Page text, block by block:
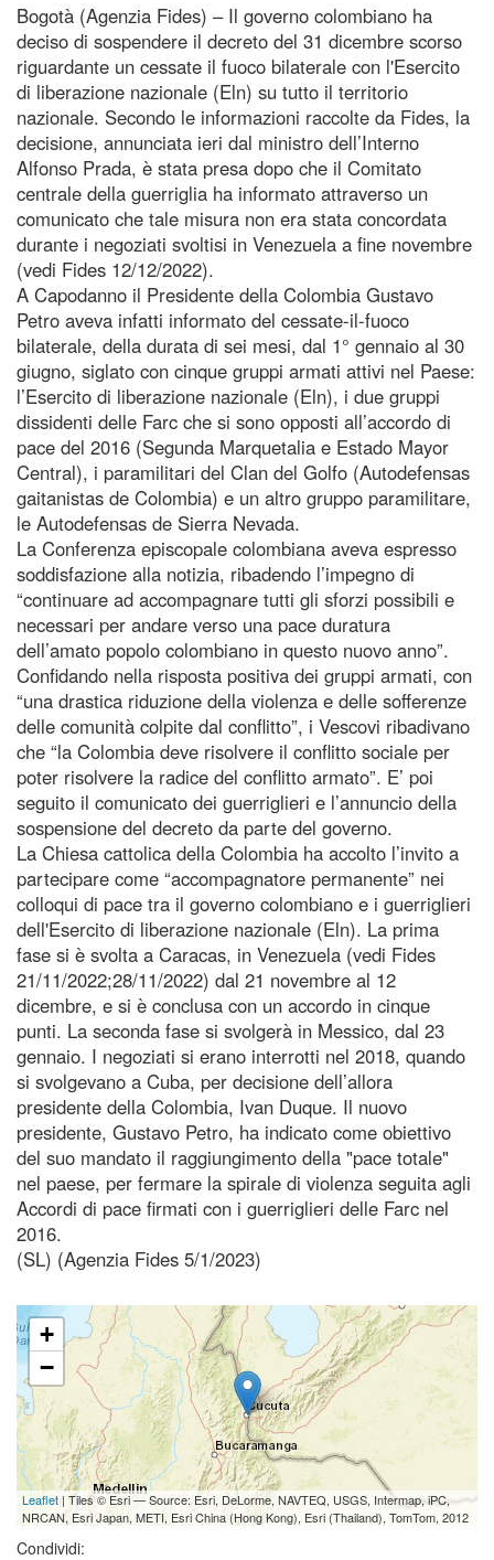
Bogotà (Agenzia Fides) – Il governo colombiano ha
deciso di sospendere il decreto del 31 dicembre scorso
riguardante un cessate il fuoco bilaterale con l'Esercito
di liberazione nazionale (Eln) su tutto il territorio
nazionale. Secondo le informazioni raccolte da Fides, la
decisione, annunciata ieri dal ministro dell’Interno
Alfonso Prada, è stata presa dopo che il Comitato
centrale della guerriglia ha informato attraverso un
comunicato che tale misura non era stata concordata
durante i negoziati svoltisi in Venezuela a fine novembre
(vedi Fides 12/12/2022).
A Capodanno il Presidente della Colombia Gustavo
Petro aveva infatti informato del cessate-il-fuoco
bilaterale, della durata di sei mesi, dal 1° gennaio al 30
giugno, siglato con cinque gruppi armati attivi nel Paese:
l’Esercito di liberazione nazionale (Eln), i due gruppi
dissidenti delle Farc che si sono opposti all’accordo di
pace del 2016 (Segunda Marquetalia e Estado Mayor
Central), i paramilitari del Clan del Golfo (Autodefensas
gaitanistas de Colombia) e un altro gruppo paramilitare,
le Autodefensas de Sierra Nevada.
La Conferenza episcopale colombiana aveva espresso
soddisfazione alla notizia, ribadendo l’impegno di
“continuare ad accompagnare tutti gli sforzi possibili e
necessari per andare verso una pace duratura
dell’amato popolo colombiano in questo nuovo anno”.
Confidando nella risposta positiva dei gruppi armati, con
“una drastica riduzione della violenza e delle sofferenze
delle comunità colpite dal conflitto”, i Vescovi ribadivano
che “la Colombia deve risolvere il conflitto sociale per
poter risolvere la radice del conflitto armato”. E’ poi
seguito il comunicato dei guerriglieri e l’annuncio della
sospensione del decreto da parte del governo.
La Chiesa cattolica della Colombia ha accolto l’invito a
partecipare come “accompagnatore permanente” nei
colloqui di pace tra il governo colombiano e i guerriglieri
dell'Esercito di liberazione nazionale (Eln). La prima
fase si è svolta a Caracas, in Venezuela (vedi Fides
21/11/2022;28/11/2022) dal 21 novembre al 12
dicembre, e si è conclusa con un accordo in cinque
punti. La seconda fase si svolgerà in Messico, dal 23
gennaio. I negoziati si erano interrotti nel 2018, quando
si svolgevano a Cuba, per decisione dell’allora
presidente della Colombia, Ivan Duque. Il nuovo
presidente, Gustavo Petro, ha indicato come obiettivo
del suo mandato il raggiungimento della "pace totale"
nel paese, per fermare la spirale di violenza seguita agli
Accordi di pace firmati con i guerriglieri delle Farc nel
2016.
(SL) (Agenzia Fides 5/1/2023)
+
−
Leaflet | Tiles © Esri — Source: Esri, DeLorme, NAVTEQ, USGS, Intermap, iPC,
NRCAN, Esri Japan, METI, Esri China (Hong Kong), Esri (Thailand), TomTom, 2012
Condividi: